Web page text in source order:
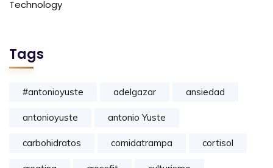
Technology
Tags
#antonioyuste adelgazar ansiedad
antonioyuste antonio Yuste
carbohidratos comidatrampa cortisol